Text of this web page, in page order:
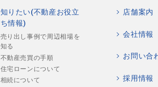
知りたい(不動産お役立
ち情報)
売り出し事例で周辺相場を
知る
不動産売買の手順
住宅ローンについて
相続について
店舗案内
会社情報
お問い合
採用情報